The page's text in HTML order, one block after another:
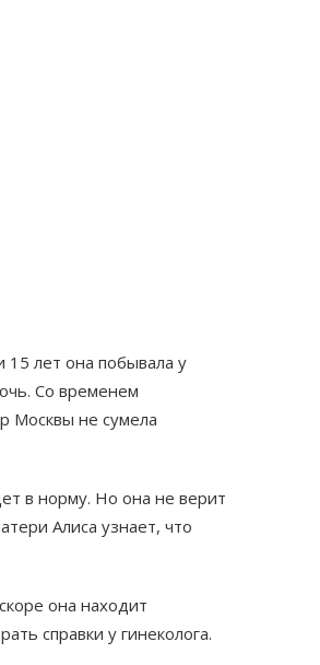
15 лет она побывала у
Со временем
Москвы не сумела
в норму. Но она не верит
Алиса узнает, что
она находит
справки у гинеколога.